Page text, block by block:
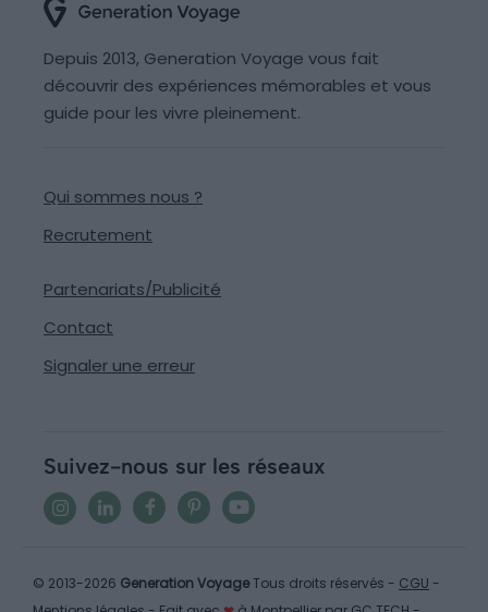
Depuis 2013, Generation Voyage vous fait
découvrir des expériences mémorables et vous
guide pour les vivre pleinement.
Qui sommes nous ?
Recrutement
Partenariats/Publicité
Contact
Signaler une erreur
Suivez-nous sur les réseaux
© 2013-2026 Generation VoyageTous droits réservés - CGU -